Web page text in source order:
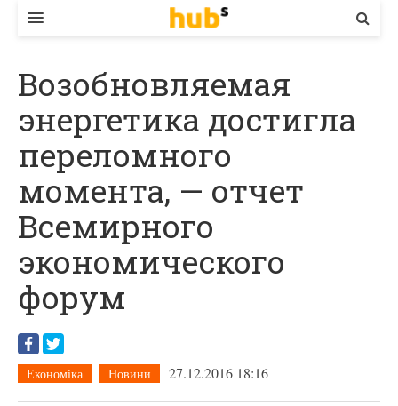
ЕКОНОМІКА
БІЗНЕС
СТАРТЕР
КОНТАКТИ
Возобновляемая
энергетика достигла
переломного
момента, — отчет
Всемирного
экономического
форум
Економіка Новини 27.12.2016 18:16